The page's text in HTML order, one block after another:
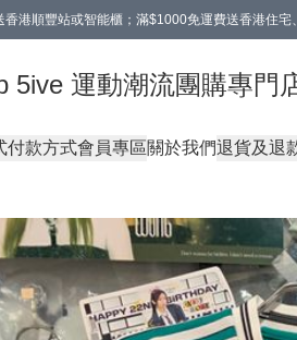
港順豐站或智能櫃；滿$1000免運費送香港住
5ive 運動潮流團購專門
付款方式會員專區關於我們退貨及退